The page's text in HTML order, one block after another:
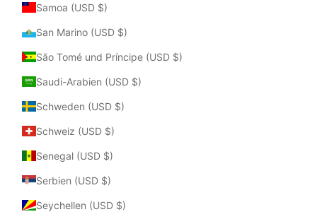
Samoa (USD $)
San Marino (USD $)
São Tomé und Príncipe (USD $)
Saudi-Arabien (USD $)
Schweden (USD $)
Schweiz (USD $)
Senegal (USD $)
Serbien (USD $)
Seychellen (USD $)